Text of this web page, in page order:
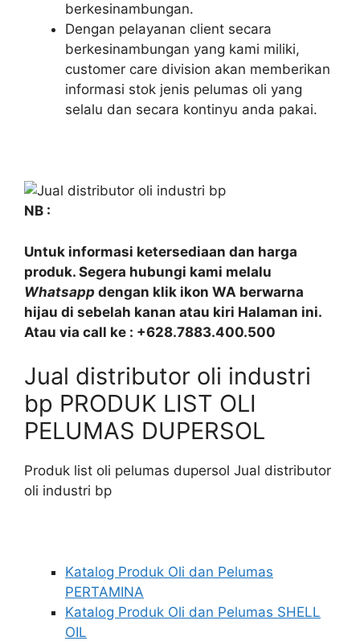
berkesinambungan.
Dengan pelayanan client secara
berkesinambungan yang kami miliki,
customer care division akan memberikan
informasi stok jenis pelumas oli yang
selalu dan secara kontinyu anda pakai.
NB :
Untuk informasi ketersediaan dan harga
produk. Segera hubungi kami melalu
Whatsapp dengan klik ikon WA berwarna
hijau di sebelah kanan atau kiri Halaman ini.
Atau via call ke : +628.7883.400.500
Jual distributor oli industri
bp PRODUK LIST OLI
PELUMAS DUPERSOL
Produk list oli pelumas dupersol Jual distributor
oli industri bp
Katalog Produk Oli dan Pelumas
PERTAMINA
Katalog Produk Oli dan Pelumas SHELL
OIL